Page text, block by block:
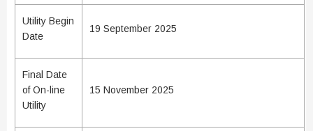
Utility Begin
Date
19 September 2025
Final Date
of On-line
Utility
15 November 2025